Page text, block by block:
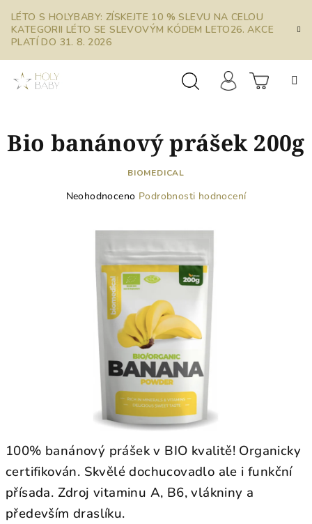
obsah
LÉTO S HOLYBABY: ZÍSKEJTE 10 % SLEVU NA CELOU
KATEGORII LÉTO SE SLEVOVÝM KÓDEM LETO26. AKCE
PLATÍ DO 31. 8. 2026
košík
100% banánový prášek v BIO kvalitě! Organicky
certifikován. Skvělé dochucovadlo ale i funkční
přísada. Zdroj vitaminu A, B6, vlákniny a
především draslíku.
Bio banánový prášek 200g
BIOMEDICAL
Průměrné
hvězdiček.
Neohodnoceno Podrobnosti hodnocení